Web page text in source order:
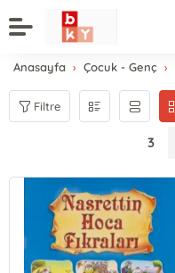
Anasayfa Çocuk - Genç
Filtre
3